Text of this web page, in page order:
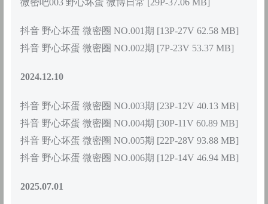
微密吧003 野心坏蛋 微博日常 [29P-37.06 MB]
抖音 野心坏蛋 微密圈 NO.001期 [13P-27V 62.58 MB]
抖音 野心坏蛋 微密圈 NO.002期 [7P-23V 53.37 MB]
2024.12.10
抖音 野心坏蛋 微密圈 NO.003期 [23P-12V 40.13 MB]
抖音 野心坏蛋 微密圈 NO.004期 [30P-11V 60.89 MB]
抖音 野心坏蛋 微密圈 NO.005期 [22P-28V 93.88 MB]
抖音 野心坏蛋 微密圈 NO.006期 [12P-14V 46.94 MB]
2025.07.01